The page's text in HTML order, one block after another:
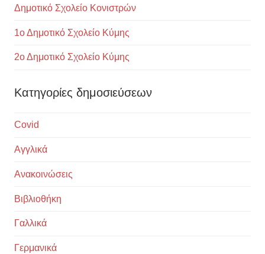
Δημοτικό Σχολείο Κονιστρών
1ο Δημοτικό Σχολείο Κύμης
2ο Δημοτικό Σχολείο Κύμης
Κατηγορίες δημοσιεύσεων
Covid
Αγγλικά
Ανακοινώσεις
Βιβλιοθήκη
Γαλλικά
Γερμανικά